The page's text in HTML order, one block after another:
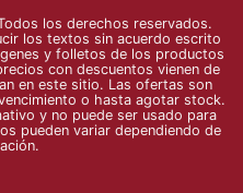
los derechos reservados.
los textos sin acuerdo escrito
y folletos de los productos
con descuentos vienen de
en este sitio. Las ofertas son
o hasta agotar stock.
y no puede ser usado para
pueden variar dependiendo de